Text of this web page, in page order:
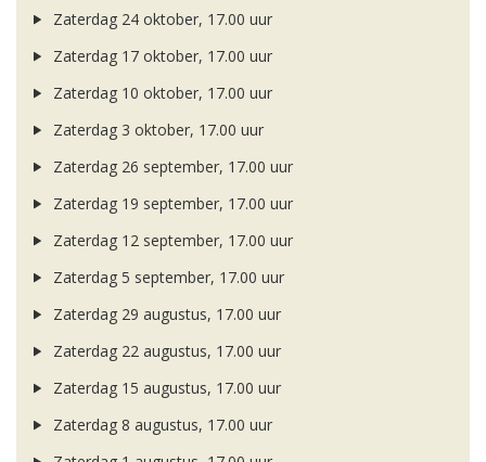
Zaterdag 24 oktober, 17.00 uur
Zaterdag 17 oktober, 17.00 uur
Zaterdag 10 oktober, 17.00 uur
Zaterdag 3 oktober, 17.00 uur
Zaterdag 26 september, 17.00 uur
Zaterdag 19 september, 17.00 uur
Zaterdag 12 september, 17.00 uur
Zaterdag 5 september, 17.00 uur
Zaterdag 29 augustus, 17.00 uur
Zaterdag 22 augustus, 17.00 uur
Zaterdag 15 augustus, 17.00 uur
Zaterdag 8 augustus, 17.00 uur